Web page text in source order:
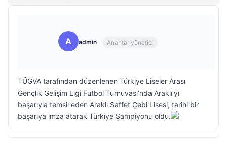
A admin Anahtar yönetici
TÜGVA tarafından düzenlenen Türkiye Liseler Arası
Gençlik Gelişim Ligi Futbol Turnuvası’nda Araklı’yı
başarıyla temsil eden Araklı Saffet Çebi Lisesi, tarihi bir
başarıya imza atarak Türkiye Şampiyonu oldu.